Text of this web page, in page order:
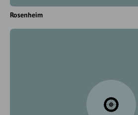
Rosenheim